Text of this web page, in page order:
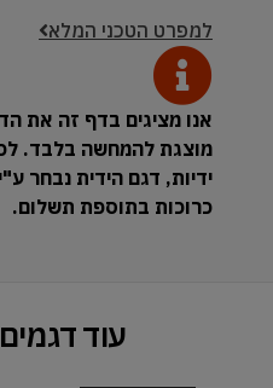
למפרט הטכני המלא
אנו מציגים בדף זה את
מוצגת להמחשה בלבד.
ידיות, דגם הידית נבחר
כרוכות בתוספת תשלום.
עוד